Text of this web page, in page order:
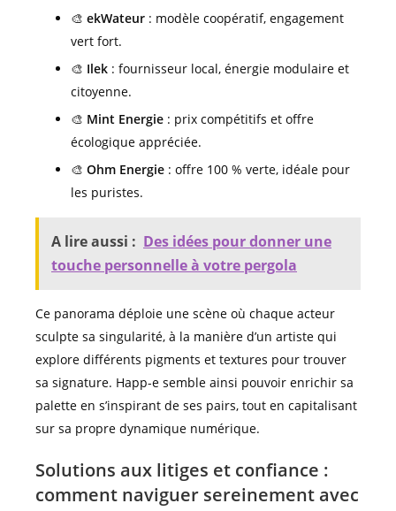
🎨 ekWateur : modèle coopératif, engagement
vert fort.
🎨 Ilek : fournisseur local, énergie modulaire et
citoyenne.
🎨 Mint Energie : prix compétitifs et offre
écologique appréciée.
🎨 Ohm Energie : offre 100 % verte, idéale pour
les puristes.
A lire aussi : Des idées pour donner une
touche personnelle à votre pergola
Ce panorama déploie une scène où chaque acteur
sculpte sa singularité, à la manière d’un artiste qui
explore différents pigments et textures pour trouver
sa signature. Happ-e semble ainsi pouvoir enrichir sa
palette en s’inspirant de ses pairs, tout en capitalisant
sur sa propre dynamique numérique.
Solutions aux litiges et confiance :
comment naviguer sereinement avec